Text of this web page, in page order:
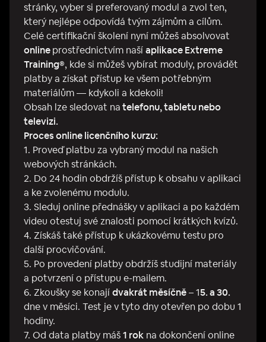
stránky, vyber si preferovaný modul a zvol ten,
který nejlépe odpovídá tvým zájmům a cílům.
Celé certifikační školení nyní můžeš absolvovat
onlineprostřednictvím našíaplikace Extreme
Training®, kde si můžeš vybírat moduly, provádět
platby a získat přístup ke všem potřebným
materiálům — kdykoli a kdekoli!
Obsah lze sledovat natelefonu, tabletu nebo
televizi.
Proces online licenčního kurzu:
1. Proveď platbu za vybraný modul na našich
webových stránkách.
2. Do 24 hodin obdržíš přístup k obsahu v aplikaci
a ke zvolenému modulu.
3. Sleduj online přednášky v aplikaci a po každém
videu otestuj své znalosti pomocí krátkých kvízů.
4. Získáš také přístup k ukázkovému testu pro
další procvičování.
5. Po provedení platby obdržíš studijní materiály
a potvrzení o přístupu e-mailem.
6. Zkoušky se konajídvakrát měsíčně– 15. a 30.
dne v měsíci. Test je v tyto dny otevřen po dobu 1
hodiny.
7. Od data platby máš1 rok na dokončení online